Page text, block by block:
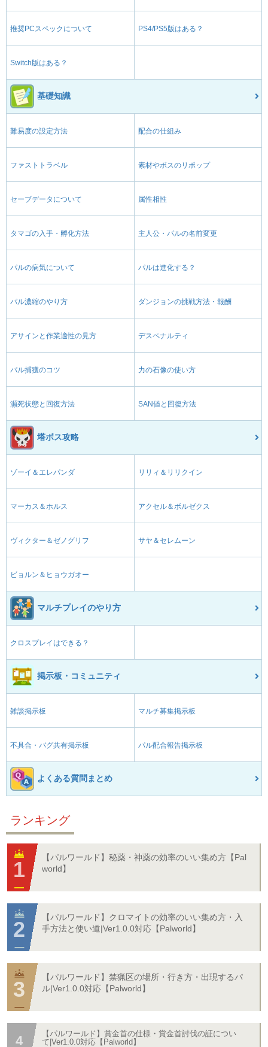
推奨PCスペックについて PS4/PS5版はある？
Switch版はある？
基礎知識
難易度の設定方法 配合の仕組み
ファストトラベル 素材やボスのリポップ
セーブデータについて 属性相性
タマゴの入手・孵化方法 主人公・パルの名前変更
パルの病気について パルは進化する？
パル濃縮のやり方 ダンジョンの挑戦方法・報酬
アサインと作業適性の見方 デスペナルティ
パル捕獲のコツ 力の石像の使い方
瀕死状態と回復方法 SAN値と回復方法
塔ボス攻略
ゾーイ＆エレパンダ リリィ＆リリクイン
マーカス＆ホルス アクセル＆ボルゼクス
ヴィクター＆ゼノグリフ サヤ＆セレムーン
ビョルン＆ヒョウガオー
マルチプレイのやり方
クロスプレイはできる？
掲示板・コミュニティ
雑談掲示板 マルチ募集掲示板
不具合・バグ共有掲示板 パル配合報告掲示板
よくある質問まとめ
ランキング
【パルワールド】秘薬・神薬の効率のいい集め方【Pal
world】
【パルワールド】クロマイトの効率のいい集め方・入
手方法と使い道|Ver1.0.0対応【Palworld】
【パルワールド】禁猟区の場所・行き方・出現するパ
ル|Ver1.0.0対応【Palworld】
【パルワールド】賞金首の仕様・賞金首討伐の証につい
て|Ver1.0.0対応【Palworld】